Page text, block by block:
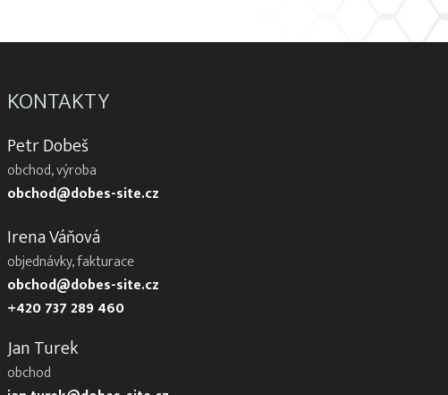
KONTAKTY
Petr Dobeš
obchod, výroba
obchod@dobes-site.cz
Irena Váňová
objednávky, fakturace
obchod@dobes-site.cz
+420 737 289 460
Jan Turek
obchod